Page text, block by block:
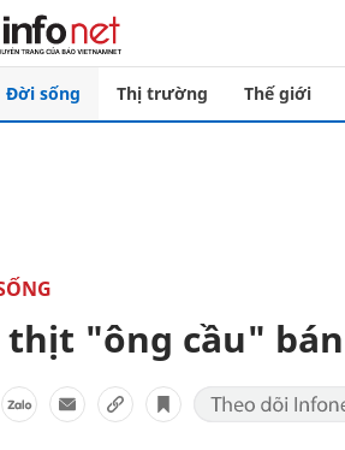
Đời sống Thị trường Thế giới
thịt "ông cầu"